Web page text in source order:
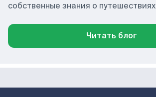
собственные знания о путешествиях
Читать блог